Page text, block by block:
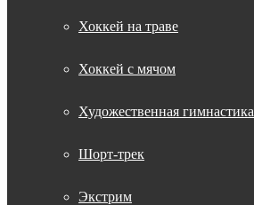
Хоккей на траве
Хоккей с мячом
Художественная гимнастика
Шорт-трек
Экстрим